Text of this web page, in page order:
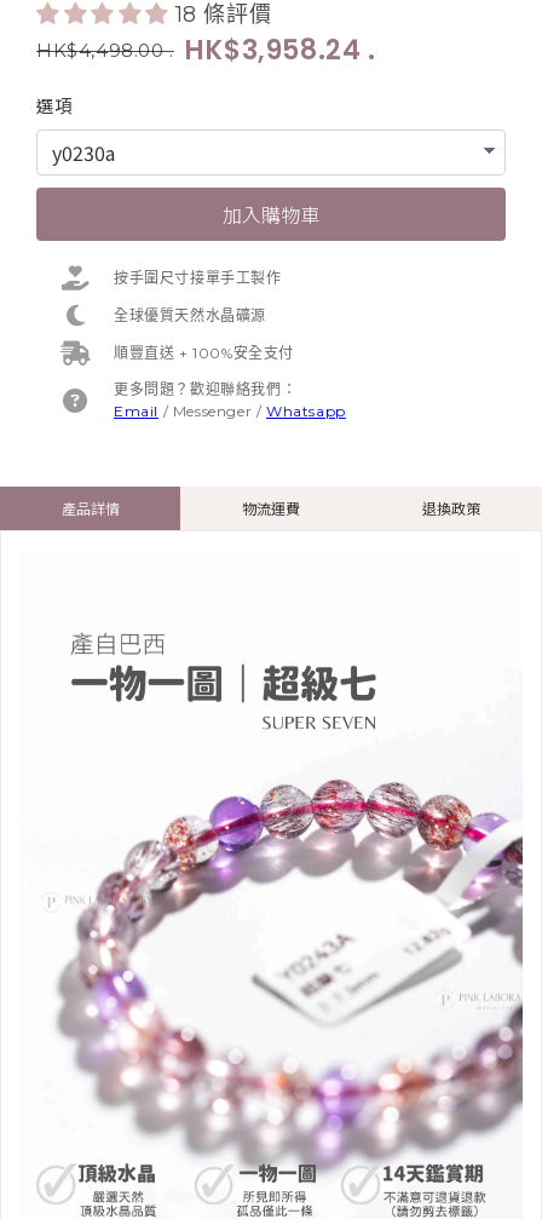
18 條評價
HK$3,958.24 .
HK$4,498.00.
選項
加入購物車
按手圍尺寸接單手工製作
全球優質天然水晶礦源
順豐直送 + 100%安全支付
更多問題？歡迎聯絡我們：
Email / Messenger /Whatsapp
產品詳情 物流運費 退換政策